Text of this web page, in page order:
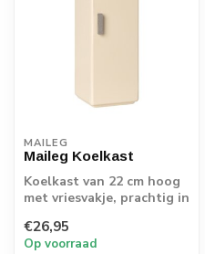
MAILEG
Maileg Koelkast
Koelkast van 22 cm hoog
met vriesvakje, prachtig in
€26,95
Op voorraad